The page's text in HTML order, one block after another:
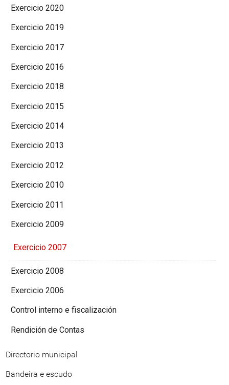
Exercicio 2020
Exercicio 2019
Exercicio 2017
Exercicio 2016
Exercicio 2018
Exercicio 2015
Exercicio 2014
Exercicio 2013
Exercicio 2012
Exercicio 2010
Exercicio 2011
Exercicio 2009
Exercicio 2007
Exercicio 2008
Exercicio 2006
Control interno e fiscalización
Rendición de Contas
Directorio municipal
Bandeira e escudo